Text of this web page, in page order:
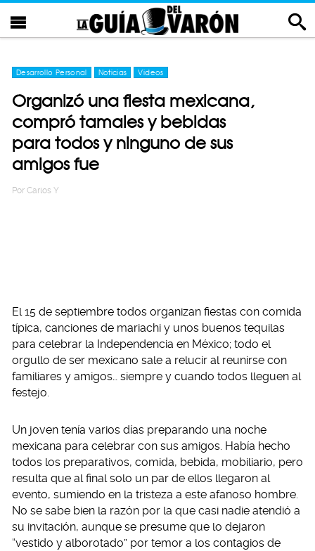
Desarrollo Personal Noticias Videos
Organizó una fiesta mexicana,
compró tamales y bebidas
para todos y ninguno de sus
amigos fue
Por Carlos Y
El 15 de septiembre todos organizan fiestas con comida
típica, canciones de mariachi y unos buenos tequilas
para celebrar la Independencia en México; todo el
orgullo de ser mexicano sale a relucir al reunirse con
familiares y amigos… siempre y cuando todos lleguen al
festejo.
Un joven tenía varios días preparando una noche
mexicana para celebrar con sus amigos. Había hecho
todos los preparativos, comida, bebida, mobiliario, pero
resulta que al final solo un par de ellos llegaron al
evento, sumiendo en la tristeza a este afanoso hombre.
No se sabe bien la razón por la que casi nadie atendió a
su invitación, aunque se presume que lo dejaron
“vestido y alborotado” por temor a los contagios de